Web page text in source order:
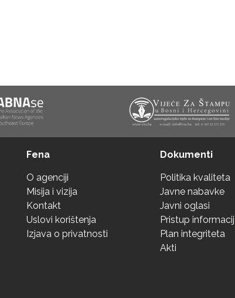
Fena
O agenciji
Misija i vizija
Kontakt
Uslovi korištenja
Izjava o privatnosti
Dokumenti
Politika kvaliteta
Javne nabavke
Javni oglasi
Pristup
Plan integriteta
Akti